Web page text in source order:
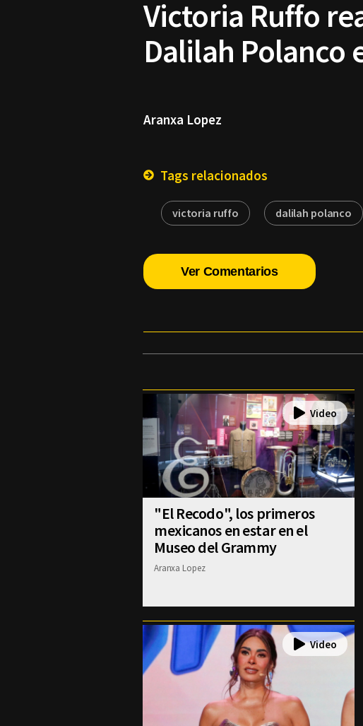
Victoria Ruffo
Dalilah Polanco
Aranxa Lopez
Tags relacionados
victoria ruffo dalilah polanco
Ver Comentarios
"El Recodo", los primeros
mexicanos en estar en el
Museo del Grammy
Aranxa Lopez